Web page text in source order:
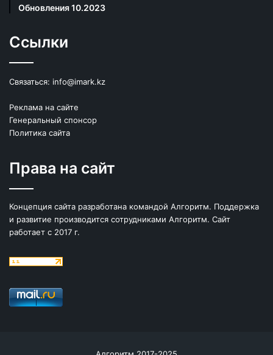
Обновления 10.2023
Ссылки
Связаться: info@imark.kz
Реклама на сайте
Генеральный спонсор
Политика сайта
Права на сайт
Концепция сайта разработана командой Алгоритм. Поддержка
и развитие производится сотрудниками Алгоритм. Сайт
работает с 2017 г.